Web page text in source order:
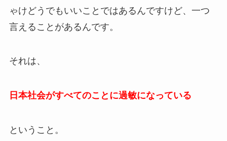
ゃけどうでもいいことではあるんですけど、一つ
言えることがあるんです。
それは、
日本社会がすべてのことに過敏になっている
ということ。